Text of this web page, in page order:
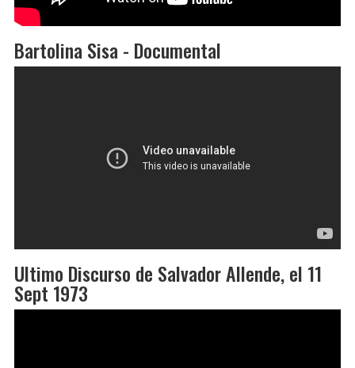
Bartolina Sisa - Documental
Ultimo Discurso de Salvador Allende, el 11
Sept 1973